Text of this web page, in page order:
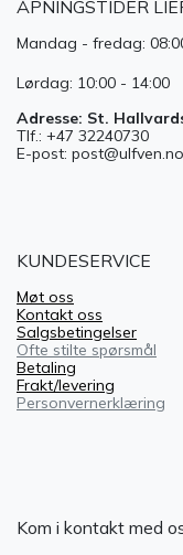
ÅPNINGSTIDER
Mandag - fredag:
Lørdag: 10:00 - 14:00
Adresse: St.
Tlf.: +47 32240730
E-post: post@ulfven.no
KUNDESERVICE
Møt oss
Kontakt oss
Salgsbetingelser
Ofte stilte spørsmål
Betaling
Frakt/levering
Personvernerklæring
Kom i kontakt med